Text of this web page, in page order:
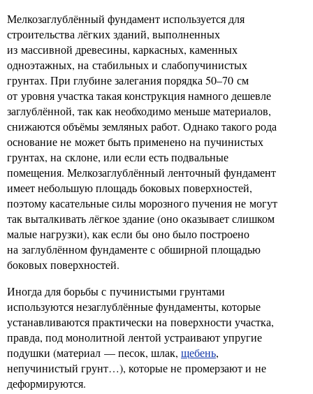
Мелкозаглублённый фундамент используется для
строительства лёгких зданий, выполненных
из массивной древесины, каркасных, каменных
одноэтажных, на стабильных и слабопучинистых
грунтах. При глубине залегания порядка 50–70 см
от уровня участка такая конструкция намного дешевле
заглублённой, так как необходимо меньше материалов,
снижаются объёмы земляных работ. Однако такого рода
основание не может быть применено на пучинистых
грунтах, на склоне, или если есть подвальные
помещения. Мелкозаглублённый ленточный фундамент
имеет небольшую площадь боковых поверхностей,
поэтому касательные силы морозного пучения не могут
так выталкивать лёгкое здание (оно оказывает слишком
малые нагрузки), как если бы оно было построено
на заглублённом фундаменте с обширной площадью
боковых поверхностей.
Иногда для борьбы с пучинистыми грунтами
используются незаглублённые фундаменты, которые
устанавливаются практически на поверхности участка,
правда, под монолитной лентой устраивают упругие
подушки (материал — песок, шлак, щебень,
непучинистый грунт…), которые не промерзают и не
деформируются.